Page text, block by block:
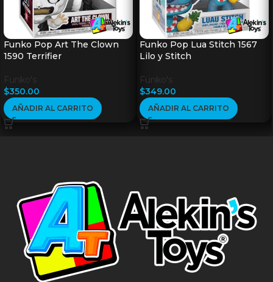
Funko Pop Art The Clown
1590 Terrifier
Funko's
$350.00
AÑADIR AL CARRITO
Funko Pop Lua Stitch 1567
Lilo y Stitch
Funko's
$349.00
AÑADIR AL CARRITO